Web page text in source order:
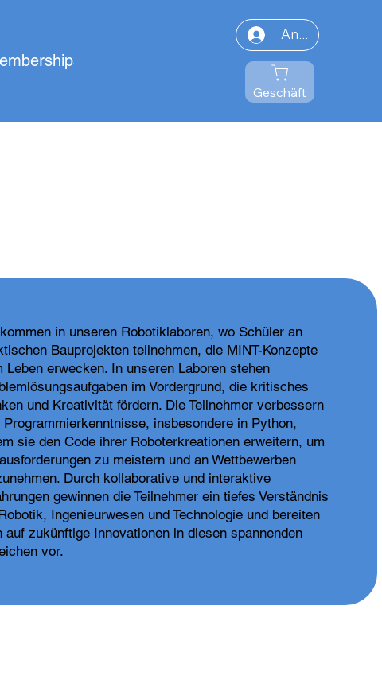
Anmelden
Geschäft
in unseren Robotiklaboren, wo Schüler an
Bauprojekten teilnehmen, die MINT-Konzepte
Leben erwecken. In unseren Laboren stehen
im Vordergrund, die kritisches
und Kreativität fördern. Die Teilnehmer verbessern
Programmierkenntnisse, insbesondere in Python,
sie den Code ihrer Roboterkreationen erweitern, um
zu meistern und an Wettbewerben
Durch kollaborative und interaktive
gewinnen die Teilnehmer ein tiefes Verständnis
Ingenieurwesen und Technologie und bereiten
auf zukünftige Innovationen in diesen spannenden
vor.